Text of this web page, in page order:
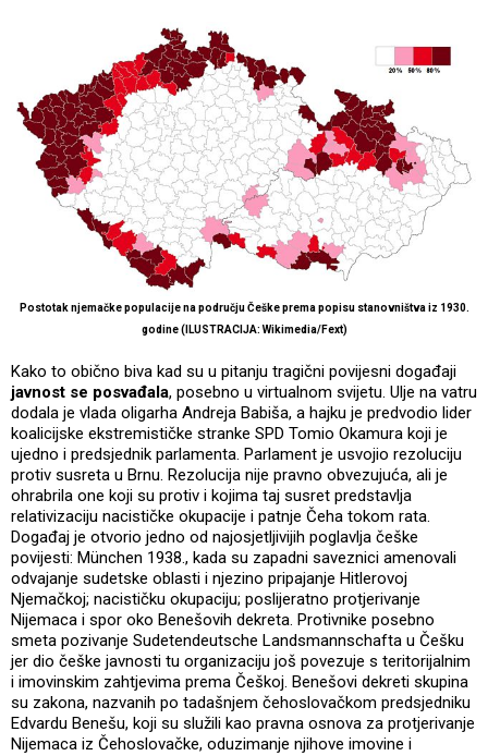
Postotak njemačke populacije na području Češke prema popisu stanovništva iz 1930.
godine (ILUSTRACIJA: Wikimedia/Fext)
Kako to obično biva kad su u pitanju tragični povijesni događaji
javnost se posvađala, posebno u virtualnom svijetu. Ulje na vatru
dodala je vlada oligarha Andreja Babiša, a hajku je predvodio lider
koalicijske ekstremističke stranke SPD Tomio Okamura koji je
ujedno i predsjednik parlamenta. Parlament je usvojio rezoluciju
protiv susreta u Brnu. Rezolucija nije pravno obvezujuća, ali je
ohrabrila one koji su protiv i kojima taj susret predstavlja
relativizaciju nacističke okupacije i patnje Čeha tokom rata.
Događaj je otvorio jedno od najosjetljivijih poglavlja češke
povijesti: München 1938., kada su zapadni saveznici amenovali
odvajanje sudetske oblasti i njezino pripajanje Hitlerovoj
Njemačkoj; nacističku okupaciju; poslijeratno protjerivanje
Nijemaca i spor oko Benešovih dekreta. Protivnike posebno
smeta pozivanje Sudetendeutsche Landsmannschafta u Češku
jer dio češke javnosti tu organizaciju još povezuje s teritorijalnim
i imovinskim zahtjevima prema Češkoj. Benešovi dekreti skupina
su zakona, nazvanih po tadašnjem čehoslovačkom predsjedniku
Edvardu Benešu, koji su služili kao pravna osnova za protjerivanje
Nijemaca iz Čehoslovačke, oduzimanje njihove imovine i